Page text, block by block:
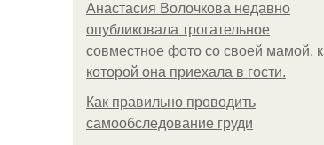
Анастасия Волочкова недавно
опубликовала трогательное
совместное фото со своей мамой, к
которой она приехала в гости.
Как правильно проводить
самообследование груди